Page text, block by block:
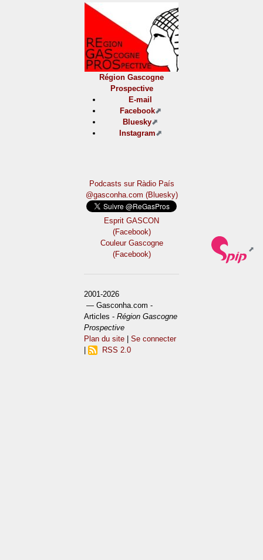
Région Gascogne
Prospective
E-mail
Facebook
Bluesky
Instagram
Podcasts sur Ràdio País
@gasconha.com (Bluesky)
Esprit GASCON
(Facebook)
Couleur Gascogne
(Facebook)
2001-2026
— Gasconha.com -
Articles -Région Gascogne
Prospective
Plan du site |Se connecter
RSS 2.0